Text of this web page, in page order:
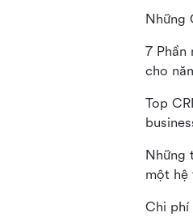
Những
7 Phần
cho
Top
Những
một hệ
Chi phí